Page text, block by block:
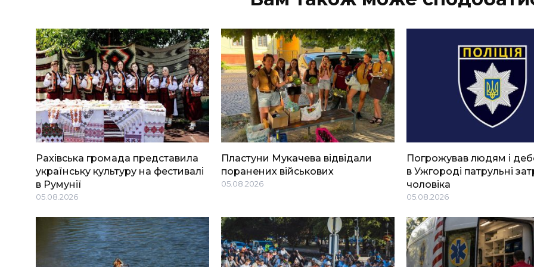
Рахівська громада представила
українську культуру на фестивалі
в Румунії
05.08.2026
Пластуни Мукачева відвідали
поранених військових
05.08.2026
Погрожував людям і
в Ужгороді патрульні
чоловіка
05.08.2026